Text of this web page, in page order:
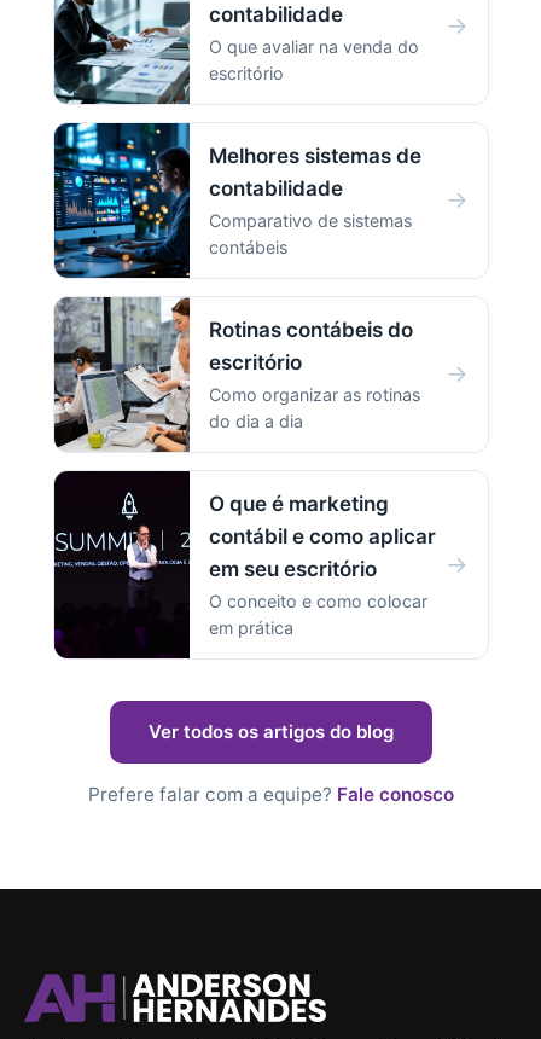
contabilidade
O que avaliar na venda do
escritório
→
Melhores sistemas de
contabilidade
Comparativo de sistemas
contábeis
→
Rotinas contábeis do
escritório
Como organizar as rotinas
do dia a dia
→
O que é marketing
contábil e como aplicar
em seu escritório
O conceito e como colocar
em prática
→
Ver todos os artigos do blog
Prefere falar com a equipe? Fale conosco